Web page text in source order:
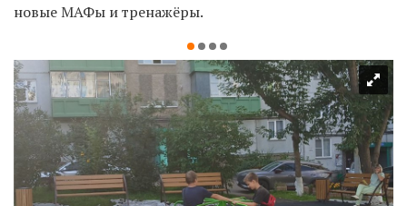
новые МАФы и тренажёры.